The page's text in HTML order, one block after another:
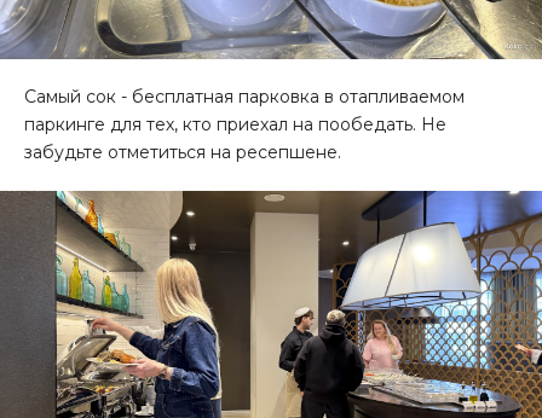
Самый сок - бесплатная парковка в отапливаемом
паркинге для тех, кто приехал на пообедать. Не
забудьте отметиться на ресепшене.